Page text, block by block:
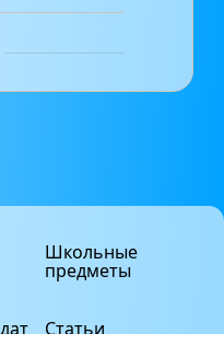
Школьные
предметы
Статьи